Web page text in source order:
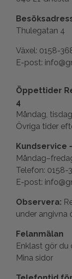
Thulegatan 4
Växel: 0158-
E-post:
Öppettider
4
Måndag,
Övriga tider
Kundservice
Telefon: 0158-
E-post:
Observera:
under angivna
Felanmälan
Enklast gör
Mina sidor